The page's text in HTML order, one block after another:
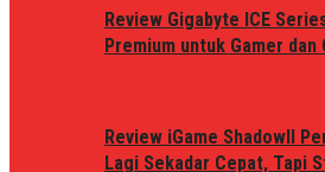
Review Gigabyte ICE
Premium untuk Gamer
Review iGame ShadowII
Lagi Sekadar Cepat, Tapi